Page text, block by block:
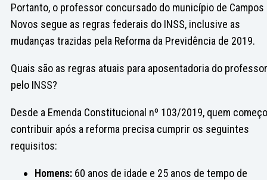
Portanto, o professor concursado do município de Campos
Novos segue as regras federais do INSS, inclusive as
mudanças trazidas pela Reforma da Previdência de 2019.
Quais são as regras atuais para aposentadoria do professor
pelo INSS?
Desde a Emenda Constitucional nº 103/2019, quem
contribuir após a reforma precisa cumprir os seguintes
requisitos:
Homens: 60 anos de idade e 25 anos de tempo de